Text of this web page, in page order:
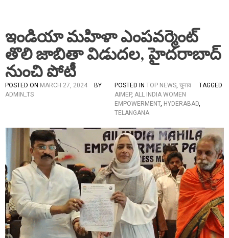
ఇండియా మహిళా ఎంపవర్మెంట్
తొలి జాబితా విడుదల, హైదరాబాద్
నుంచి పోటీ
POSTED ON MARCH 27, 2024
BY
ADMIN_TS
POSTED IN TOP NEWS, चुनाव
TAGGED
AIMEP, ALL INDIA WOMEN
EMPOWERMENT, HYDERABAD,
TELANGANA